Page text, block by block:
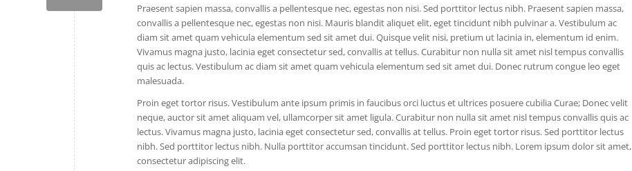
Praesent sapien massa, convallis a pellentesque nec, egestas non nisi. Sed porttitor lectus nibh. Praesent sapien massa,
convallis a pellentesque nec, egestas non nisi. Mauris blandit aliquet elit, eget tincidunt nibh pulvinar a. Vestibulum ac
diam sit amet quam vehicula elementum sed sit amet dui. Quisque velit nisi, pretium ut lacinia in, elementum id enim.
Vivamus magna justo, lacinia eget consectetur sed, convallis at tellus. Curabitur non nulla sit amet nisl tempus convallis
quis ac lectus. Vestibulum ac diam sit amet quam vehicula elementum sed sit amet dui. Donec rutrum congue leo eget
malesuada.
Proin eget tortor risus. Vestibulum ante ipsum primis in faucibus orci luctus et ultrices posuere cubilia Curae; Donec velit
neque, auctor sit amet aliquam vel, ullamcorper sit amet ligula. Curabitur non nulla sit amet nisl tempus convallis quis ac
lectus. Vivamus magna justo, lacinia eget consectetur sed, convallis at tellus. Proin eget tortor risus. Sed porttitor lectus
nibh. Sed porttitor lectus nibh. Nulla porttitor accumsan tincidunt. Sed porttitor lectus nibh. Lorem ipsum dolor sit amet,
consectetur adipiscing elit.